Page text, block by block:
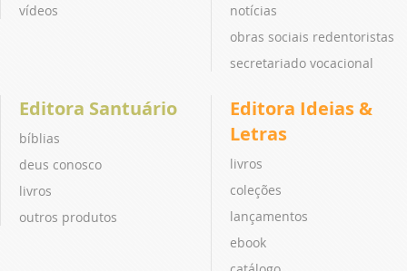
vídeos
notícias
obras sociais redentoristas
secretariado vocacional
Editora Santuário
bíblias
deus conosco
livros
outros produtos
Editora Ideias &
Letras
livros
coleções
lançamentos
ebook